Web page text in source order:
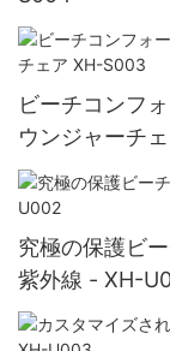
ビーチコンフ
ウンジャーチ
究極の保護ビ
紫外線 - XH-